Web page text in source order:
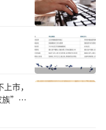
的优势是业务纵深
业务的前台各自为
，不同App对应不
切换App，也在这一
尝试把这种分散的
。
市，
族”浮